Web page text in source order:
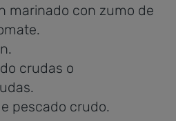
marinado con zumo de
crudas o
pescado crudo.